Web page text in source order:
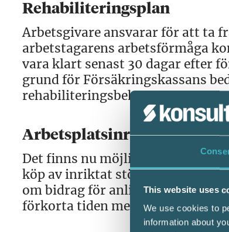
This website uses
We use cookies to
information about
Rehabiliteringsplan
Arbetsgivare ansvarar för att ta
arbetstagarens arbetsförmåga
vara klart senast 30 dagar efter
grund för Försäkringskassans
rehabiliteringsbehov.
Arbetsplatsinriktat
Det finns nu möjlighet för
köp av inriktat stöd för återgång
om bidrag för anlitande av
förkorta tiden med sjukfrånvaro.